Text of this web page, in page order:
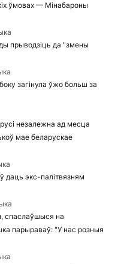
ўмовах — Мінабароны
прыводзіць да "змены
загінула ўжо больш за
незалежна ад месца
мае беларускае
даць экс-палітвязням
спаслаўшыся на
парыраваў: "У нас розныя